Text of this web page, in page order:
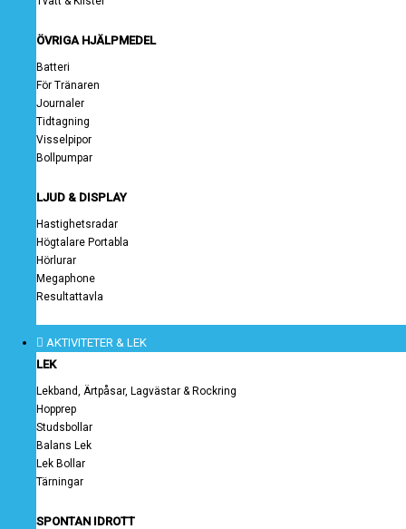
ÖVRIGA HJÄLPMEDEL
Batteri
För Tränaren
Journaler
Tidtagning
Visselpipor
Bollpumpar
LJUD & DISPLAY
Hastighetsradar
Högtalare Portabla
Hörlurar
Megaphone
Resultattavla
AKTIVITETER & LEK
LEK
Lekband, Ärtpåsar, Lagvästar & Rockring
Hopprep
Studsbollar
Balans Lek
Lek Bollar
Tärningar
SPONTAN IDROTT